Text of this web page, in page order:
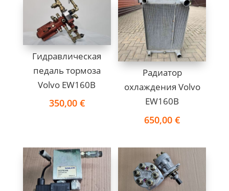
Гидравлическая
педаль тормоза
Volvo EW160B
350,00 €
Радиатор
охлаждения Volvo
EW160B
650,00€